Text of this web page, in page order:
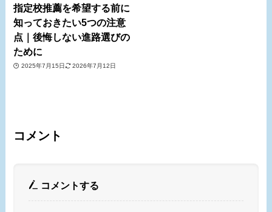
指定校推薦を希望する前に
知っておきたい5つの注意
点｜後悔しない進路選びの
ために
2025年7月15日 2026年7月12日
コメント
コメントする